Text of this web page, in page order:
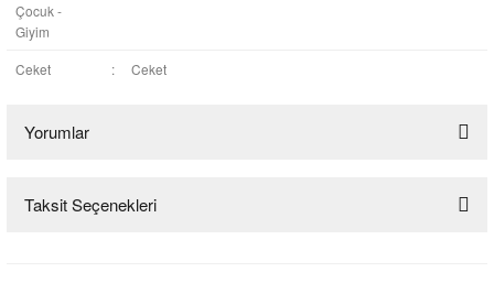
Çocuk -
Giyim
Ceket : Ceket
Yorumlar
Bu ürüne ilk yorumu siz yapın!
Taksit Seçenekleri